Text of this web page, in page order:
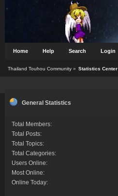
Home Help Search Login
Thailand Touhou Community» Statistics Center
General Statistics
Total Members:
Total Posts:
Total Topics:
Total Categories:
Users Online:
Most Online:
Online Today: